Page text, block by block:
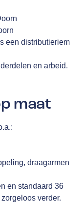
een distributieriem
en arbeid.
maat
draagarmen
en standaard 36
verder.